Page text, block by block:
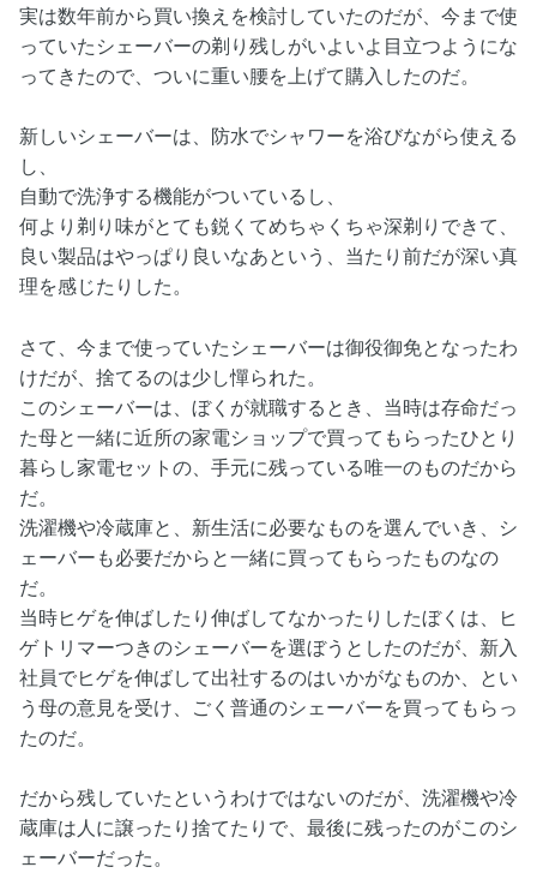
実は数年前から買い換えを検討していたのだが、今まで使
っていたシェーバーの剃り残しがいよいよ目立つようにな
ってきたので、ついに重い腰を上げて購入したのだ。
新しいシェーバーは、防水でシャワーを浴びながら使える
し、
自動で洗浄する機能がついているし、
何より剃り味がとても鋭くてめちゃくちゃ深剃りできて、
良い製品はやっぱり良いなあという、当たり前だが深い真
理を感じたりした。
さて、今まで使っていたシェーバーは御役御免となったわ
けだが、捨てるのは少し憚られた。
このシェーバーは、ぼくが就職するとき、当時は存命だっ
た母と一緒に近所の家電ショップで買ってもらったひとり
暮らし家電セットの、手元に残っている唯一のものだから
だ。
洗濯機や冷蔵庫と、新生活に必要なものを選んでいき、シ
ェーバーも必要だからと一緒に買ってもらったものなの
だ。
当時ヒゲを伸ばしたり伸ばしてなかったりしたぼくは、ヒ
ゲトリマーつきのシェーバーを選ぼうとしたのだが、新入
社員でヒゲを伸ばして出社するのはいかがなものか、とい
う母の意見を受け、ごく普通のシェーバーを買ってもらっ
たのだ。
だから残していたというわけではないのだが、洗濯機や冷
蔵庫は人に譲ったり捨てたりで、最後に残ったのがこのシ
ェーバーだった。